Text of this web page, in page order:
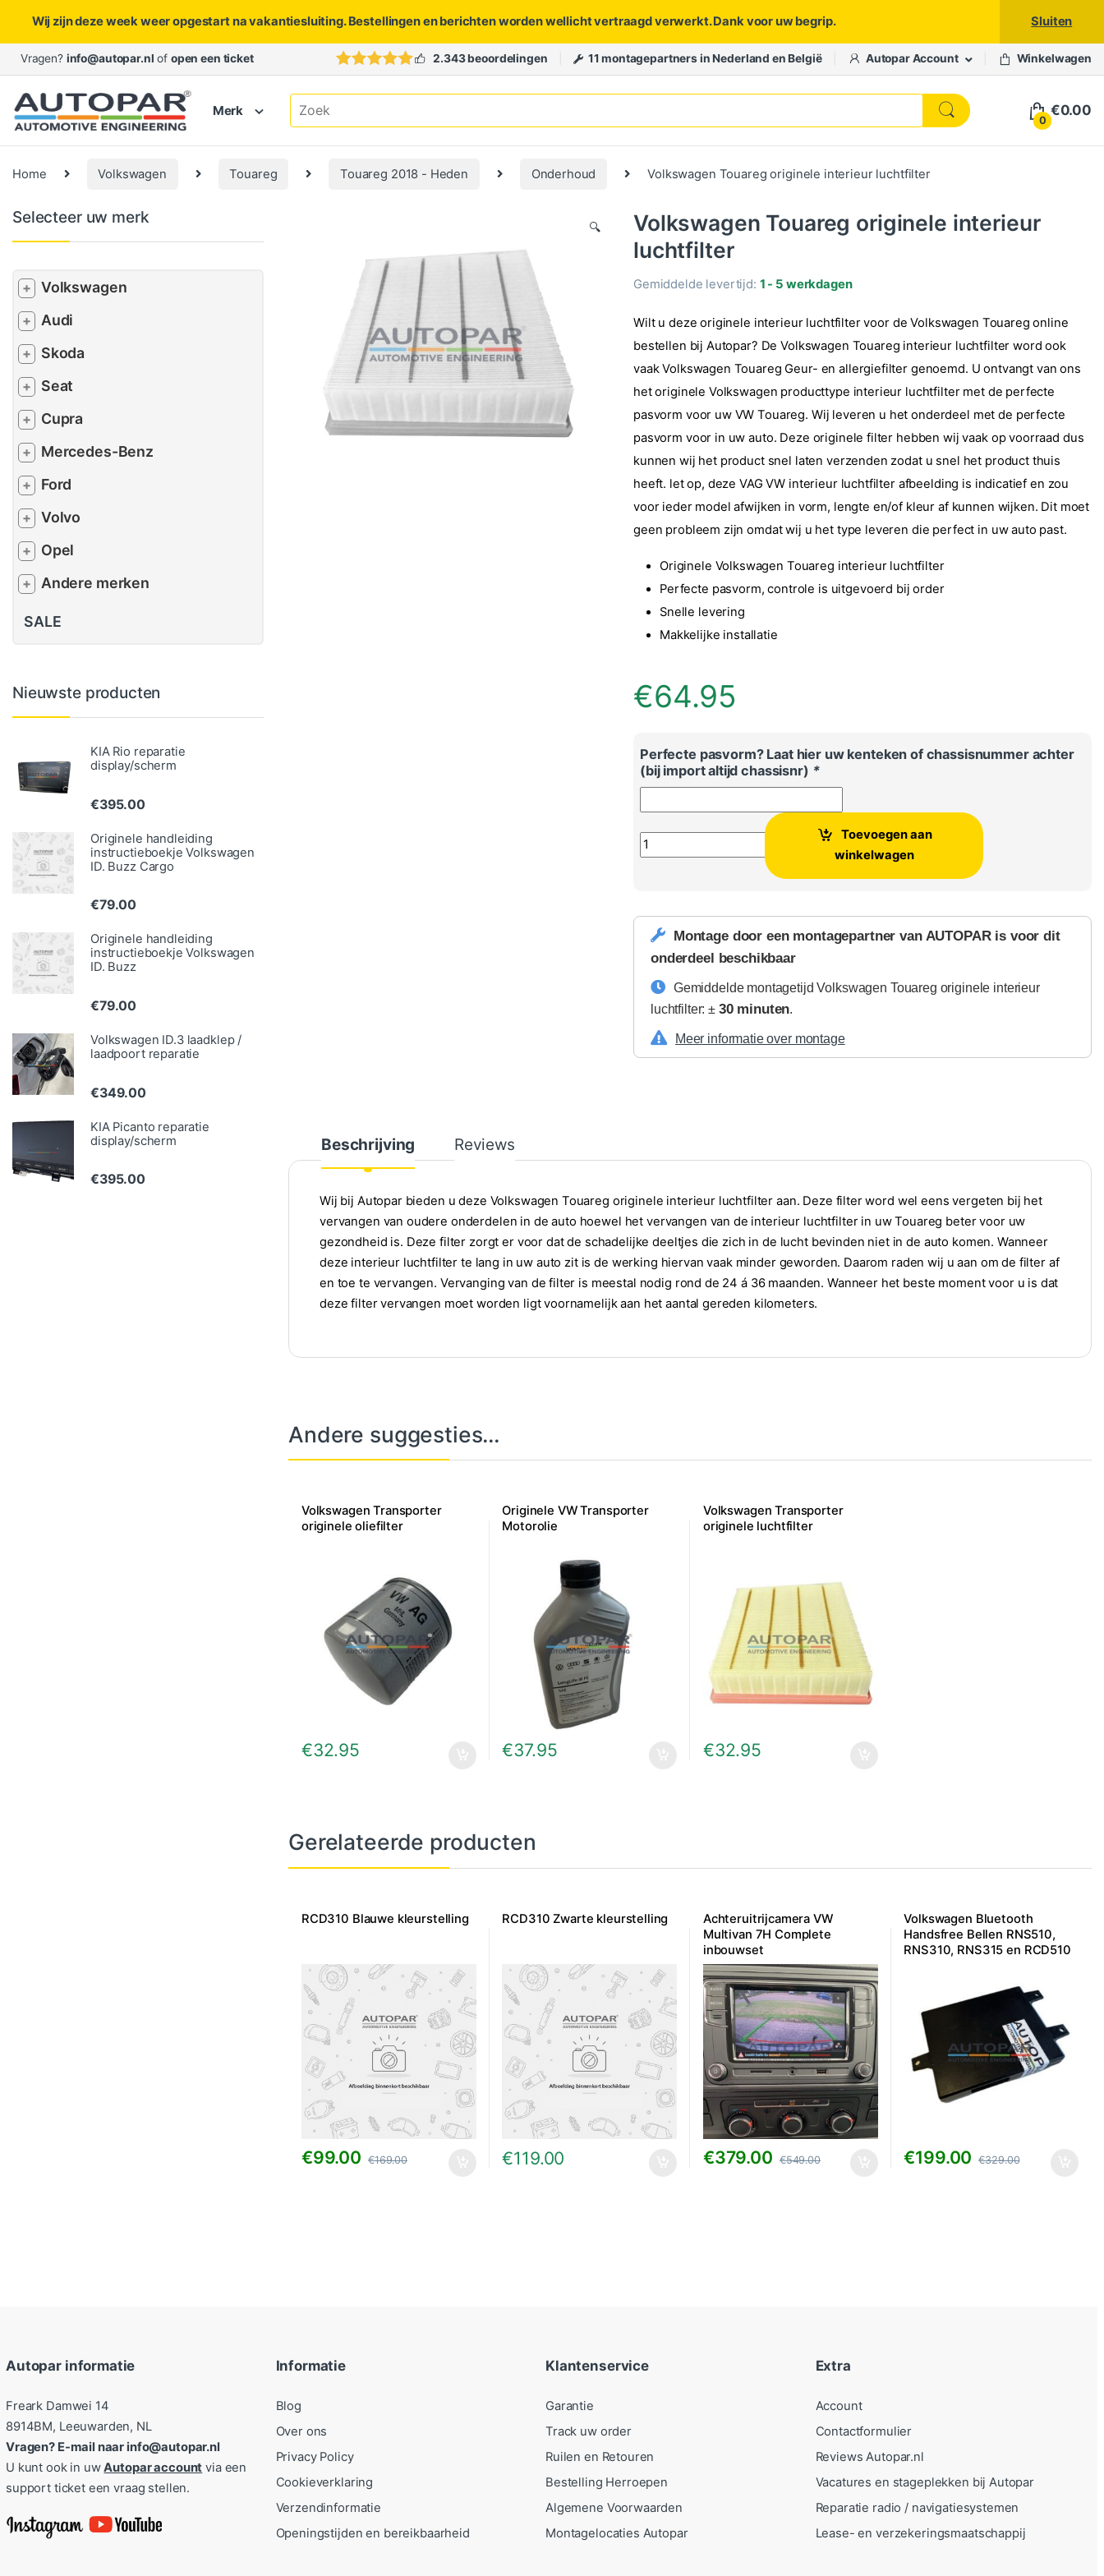
Wij zijn deze week weer opgestart na vakantiesluiting. Bestellingen en berichten worden wellicht vertraagd verwerkt. Dank voor uw begrip. Sluiten
Skip to navigation
Skip to content
Vragen? info@autopar.nl of open een ticket 2.343 beoordelingen 11 montagepartners in Nederland en België Autopar Account Winkelwagen
Merk
Search for:
0
€0.00
Home Volkswagen Touareg Touareg 2018 - Heden Onderhoud Volkswagen Touareg originele interieur luchtfilter
🔍
Volkswagen Touareg originele interieur
luchtfilter
Gemiddelde levertijd: 1 - 5 werkdagen
Wilt u deze originele interieur luchtfilter voor de Volkswagen Touareg online
bestellen bij Autopar? De Volkswagen Touareg interieur luchtfilter word ook
vaak Volkswagen Touareg Geur- en allergiefilter genoemd. U ontvangt van ons
het originele Volkswagen producttype interieur luchtfilter met de perfecte
pasvorm voor uw VW Touareg. Wij leveren u het onderdeel met de perfecte
pasvorm voor in uw auto. Deze originele filter hebben wij vaak op voorraad dus
kunnen wij het product snel laten verzenden zodat u snel het product thuis
heeft. let op, deze VAG VW interieur luchtfilter afbeelding is indicatief en zou
voor ieder model afwijken in vorm, lengte en/of kleur af kunnen wijken. Dit moet
geen probleem zijn omdat wij u het type leveren die perfect in uw auto past.
Originele Volkswagen Touareg interieur luchtfilter
Perfecte pasvorm, controle is uitgevoerd bij order
Snelle levering
Makkelijke installatie
€64.95
Perfecte pasvorm? Laat hier uw kenteken of chassisnummer achter
(bij import altijd chassisnr) *
Volkswagen Touareg originele interieur luchtfilter aantal
Toevoegen aan
winkelwagen
Montage door een montagepartner van AUTOPAR is voor dit
onderdeel beschikbaar
Gemiddelde montagetijd Volkswagen Touareg originele interieur
luchtfilter: ± 30 minuten.
Meer informatie over montage
Beschrijving Reviews
Wij bij Autopar bieden u deze Volkswagen Touareg originele interieur luchtfilter aan. Deze filter word wel eens vergeten bij het
vervangen van oudere onderdelen in de auto hoewel het vervangen van de interieur luchtfilter in uw Touareg beter voor uw
gezondheid is. Deze filter zorgt er voor dat de schadelijke deeltjes die zich in de lucht bevinden niet in de auto komen. Wanneer
deze interieur luchtfilter te lang in uw auto zit is de werking hiervan vaak minder geworden. Daarom raden wij u aan om de filter af
en toe te vervangen. Vervanging van de filter is meestal nodig rond de 24 á 36 maanden. Wanneer het beste moment voor u is dat
deze filter vervangen moet worden ligt voornamelijk aan het aantal gereden kilometers.
Andere suggesties…
Volkswagen Transporter
originele oliefilter
€32.95
Originele VW Transporter
Motorolie
€37.95
Volkswagen Transporter
originele luchtfilter
€32.95
Gerelateerde producten
RCD310 Blauwe kleurstelling
€99.00 €169.00
RCD310 Zwarte kleurstelling
€119.00
Achteruitrijcamera VW
Multivan 7H Complete
inbouwset
€379.00 €549.00
Volkswagen Bluetooth
Handsfree Bellen RNS510,
RNS310, RNS315 en RCD510
€199.00 €329.00
Selecteer uw merk
+ Volkswagen
+ Audi
+ Skoda
+ Seat
+ Cupra
+ Mercedes-Benz
+ Ford
+ Volvo
+ Opel
+ Andere merken
SALE
Nieuwste producten
KIA Rio reparatie
display/scherm
€395.00
Originele handleiding
instructieboekje Volkswagen
ID. Buzz Cargo
€79.00
Originele handleiding
instructieboekje Volkswagen
ID. Buzz
€79.00
Volkswagen ID.3 laadklep /
laadpoort reparatie
€349.00
KIA Picanto reparatie
display/scherm
€395.00
Autopar informatie
Freark Damwei 14
8914BM, Leeuwarden, NL
Vragen? E-mail naar info@autopar.nl
U kunt ook in uwAutopar account via een
support ticket een vraag stellen.
Informatie
Blog
Over ons
Privacy Policy
Cookieverklaring
Verzendinformatie
Openingstijden en bereikbaarheid
Klantenservice
Garantie
Track uw order
Ruilen en Retouren
Bestelling Herroepen
Algemene Voorwaarden
Montagelocaties Autopar
Extra
Account
Contactformulier
Reviews Autopar.nl
Vacatures en stageplekken bij Autopar
Reparatie radio / navigatiesystemen
Lease- en verzekeringsmaatschappij